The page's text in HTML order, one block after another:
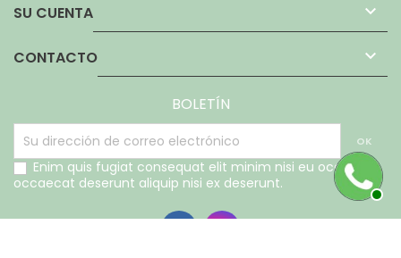
SU CUENTA 
CONTACTO 
BOLETÍN
Enim quis fugiat consequat elit minim nisi eu occaecat
occaecat deserunt aliquip nisi ex deserunt.